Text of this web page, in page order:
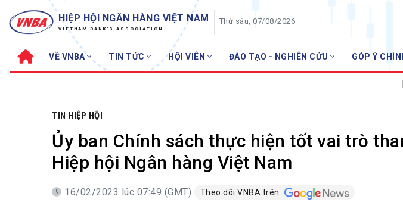
HIỆP HỘI NGÂN HÀNG VIỆT NAM
VIETNAM BANK'S ASSOCIATION
Thứ sáu, 07/08/2026
VỀ VNBA TIN TỨC HỘI VIÊN ĐÀO TẠO - NGHIÊN CỨU GÓP Ý
Sơ đồ tổ chức
Hội đồng Hiệp hội
Thường trực Hiệp hội
Cơ quan Thường trực
30 năm VNBA
Bản tin Tuần VNBA
Tin Hội viên
Tin ngành ngân hàng
NHNN
TIN HIỆP HỘI
Ủy ban Chính sách thực hiện tốt vai trò
Hiệp hội Ngân hàng Việt Nam
16/02/2023 lúc 07:49 (GMT) Theo dõi VNBA trên